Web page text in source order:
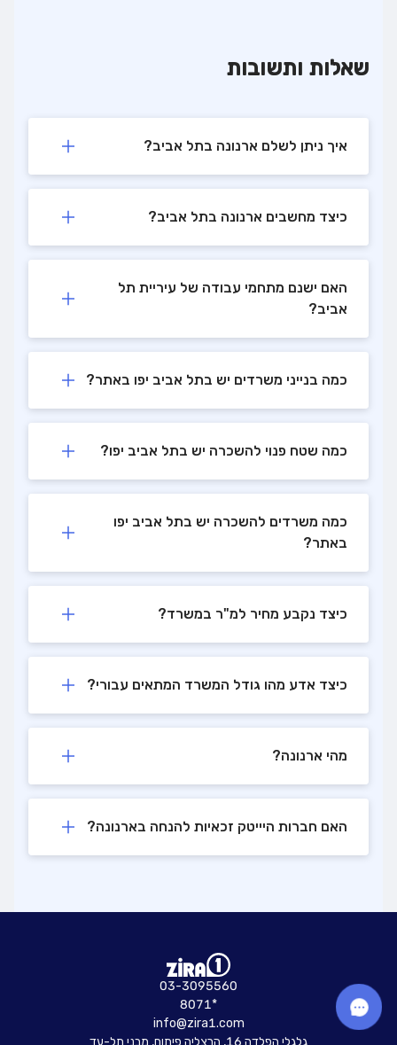
שאלות ותשובות
איך ניתן לשלם ארנונה בתל אביב?
כיצד מחשבים ארנונה בתל אביב?
האם ישנם מתחמי עבודה של עיריית תל
אביב?
כמה בנייני משרדים יש בתל אביב יפו באתר?
כמה שטח פנוי להשכרה יש בתל אביב יפו?
כמה משרדים להשכרה יש בתל אביב יפו
באתר?
כיצד נקבע מחיר למ"ר במשרד?
כיצד אדע מהו גודל המשרד המתאים עבורי?
מהי ארנונה?
האם חברות היייטק זכאיות להנחה בארנונה?
03-3095560
8071*
info@zira1.com
גלגלי הפלדה 16, הרצליה פיתוח, מבני תל-עד